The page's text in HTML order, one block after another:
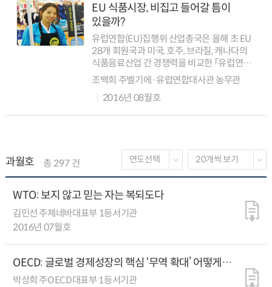
EU 식품시장, 비집고 들어갈 틈이
있을까?
유럽연합(EU)집행위 산업총국은 올해 초 EU
28개 회원국과 미국, 호주, 브라질, 캐나다의
식품음료산업 간 경쟁력을 비교한 「유럽연합
식품음료산업의 경쟁력 위상(the
competitive position of the European
food and ...
조백희 주벨기에·유럽연합대사관 농무관
2016년 08월호
과월호 총 297 건
WTO: 보지 않고 믿는 자는 복되도다
김민선 주제네바대표부 1등서기관
2016년 07월호
OECD: 글로벌 경제성장의 핵심 ‘무역 확대’ 어떻게
이룰까?
박상희 주OECD대표부 1등서기관